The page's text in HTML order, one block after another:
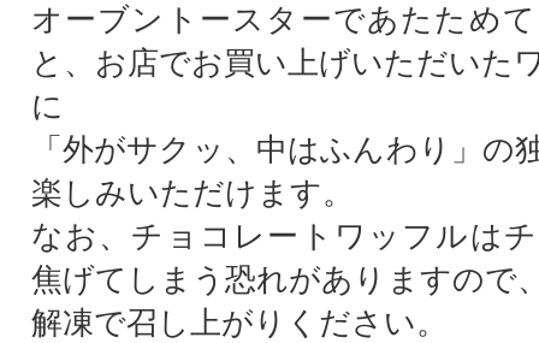
オーブントースターであたため
と、お店でお買い上げいただいた
に
「外がサクッ、中はふんわり」の
楽しみいただけます。
なお、チョコレートワッフルは
焦げてしまう恐れがありますので
解凍で召し上がりください。